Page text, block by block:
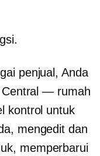
penjual, Anda
Central — rumah
kontrol untuk
mengedit dan
memperbarui